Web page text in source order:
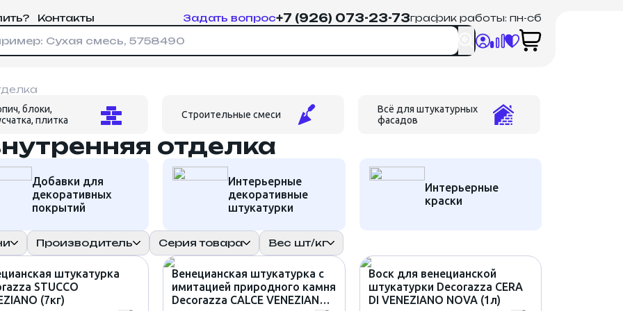
подтверждения
Физическое лицо Юридическое лицо
На указанный номер придет код
подтверждения
политикой конфиденциальности
Имя*
Почта*
Адрес доставки*
Кол-во товара
политикой конфиденциальности
Контакты Задать вопрос+7 (926) 073-23-73график работы: пн-сб
блоки,
плитка
Строительные смеси
Всё для штукатурных
фасадов
отделка
Добавки для
декоративных
покрытий
Интерьерные
декоративные
штукатурки
Интерьерные
краски
Производитель Серия товара Вес шт/кг
штукатурка
STUCCO
(7кг)
Венецианская штукатурка с
имитацией природного камня
Decorazza CALCE VENEZIANA
Воск для венецианской
штукатурки Decorazza CERA
DI VENEZIANO NOVA (1л)